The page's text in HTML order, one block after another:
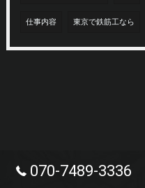
仕事内容 東京で鉄筋工なら
070-7489-3336